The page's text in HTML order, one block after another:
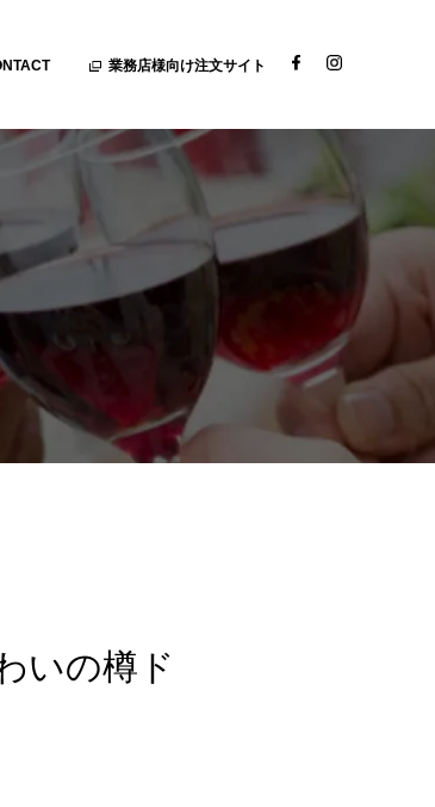
業務店様向け注文サイト
いの樽ド